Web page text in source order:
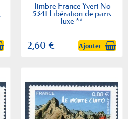
Timbre France Yvert No
5341 Libération de paris
luxe **
2,60 € Ajouter